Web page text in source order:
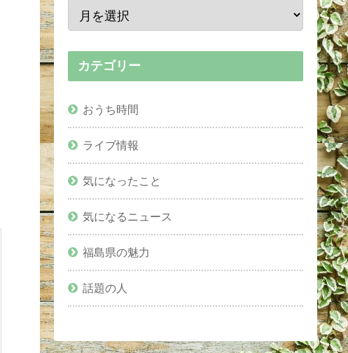
カテゴリー
おうち時間
ライブ情報
気になったこと
気になるニュース
福島県の魅力
話題の人